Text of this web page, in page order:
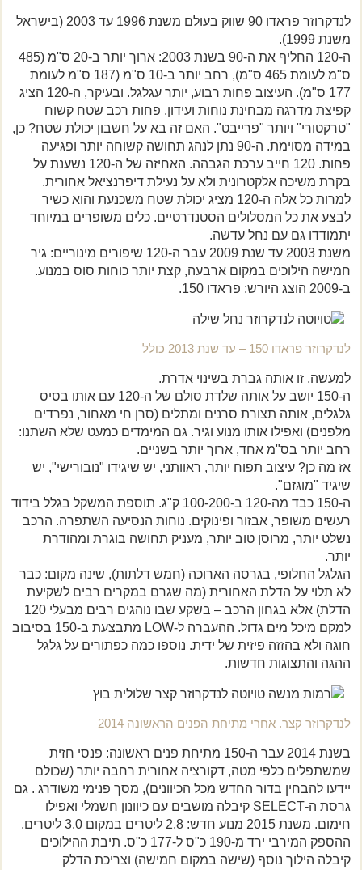
לנדקרוזר פראדו 90 שווק בעולם משנת 1996 עד 2003 (בישראל
משנת 1999).
ה-120 החליף את ה-90 בשנת 2003: ארוך יותר ב-20 ס"מ (485
ס"מ לעומת 465 ס"מ), רחב יותר ב-10 ס"מ (187 ס"מ לעומת
177 ס"מ). העיצוב פחות רבוע, יותר עגלגל. ובעיקר, ה-120 הציג
קפיצת מדרגה מבחינת נוחות ועידון. פחות רכב שטח קשוח
"טרקטורי" ויותר "פרייבט". האם זה בא על חשבון יכולת שטח? כן,
במידה מסוימת. ה-90 נתן לנהג תחושה קשוחה יותר ופגיעה
פחות. 120 חייב ערכת הגבהה. האחיזה של ה-120 נשענת על
בקרת משיכה אלקטרונית ולא על נעילת דיפרנציאל אחורית.
למרות כל אלה ה-120 מציג יכולת שטח משכנעת והוא כשיר
לבצע את כל המסלולים הסטנדרטיים. כלים משופרים במיוחד
יתמודדו גם עם נחל עדשה.
משנת 2003 עד שנת 2009 עבר ה-120 שיפורים מינוריים: גיר
חמישה הילוכים במקום ארבעה, קצת יותר כוחות סוס במנוע.
ב-2009 הוצג היורש: פראדו 150.
לנדקרוזר פראדו 150 – עד שנת 2013 כולל
למעשה, זו אותה גברת בשינוי אדרת.
ה-150 יושב על אותה שלדת סולם של ה-120 עם אותו בסיס
גלגלים, אותה תצורת סרנים ומתלים (סרן חי מאחור, נפרדים
מלפנים) ואפילו אותו מנוע וגיר. גם המימדים כמעט שלא השתנו:
רחב יותר בס"מ אחד, ארוך יותר בשניים.
אז מה כן? עיצוב תפוח יותר, ראוותני, יש שיגידו "נובורישי", יש
שיגיד "מוגזם".
ה-150 כבד מה-120 ב-100-200 ק"ג. תוספת המשקל בגלל בידוד
רעשים משופר, אבזור ופינוקים. נוחות הנסיעה השתפרה. הרכב
נשלט יותר, מרוסן טוב יותר, מעניק תחושה בוגרת ומהודרת
יותר.
הגלגל החלופי, בגרסה הארוכה (חמש דלתות), שינה מקום: כבר
לא תלוי על הדלת האחורית (מה שגרם במקרים רבים לשקיעת
הדלת) אלא בגחון הרכב – בשקע שבו נוהגים רבים מבעלי 120
למקם מיכל מים גדול. ההעברה ל-LOW מתבצעת ב-150 בסיבוב
חוגה ולא בהזזה פיזית של ידית. נוספו כמה כפתורים על גלגל
ההגה והתצוגות חדשות.
לנדקרוזר קצר. אחרי מתיחת הפנים הראשונה 2014
בשנת 2014 עבר ה-150 מתיחת פנים ראשונה: פנסי חזית
שמשתפלים כלפי מטה, דקורציה אחורית רחבה יותר (שכולם
יידעו להבחין בדור החדש מכל הכיוונים), מסך פנימי משודרג . גם
גרסת ה-SELECT קיבלה מושבים עם כיוונון חשמלי ואפילו
חימום. משנת 2015 מנוע חדש: 2.8 ליטרים במקום 3.0 ליטרים,
ההספק המירבי ירד מ-190 כ"ס ל-177 כ"ס. תיבת ההילוכים
קיבלה הילוך נוסף (שישה במקום חמישה) וצריכת הדלק